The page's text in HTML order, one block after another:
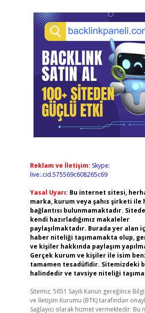
Reklam ve İletişim: Skype:
live:.cid.575569c608265c69
Yasal Uyarı: Bu internet sitesi,
marka, kurum veya şahıs şirketi ile
bağlantısı bulunmamaktadır.
kendi hazırladığımız makaleler
paylaşılmaktadır. Burada yer alan
haber niteliği taşımamakta olup,
ve kişiler hakkında paylaşım
Gerçek kurum ve kişiler ile isim
tamamen tesadüfidir. Sitemizdeki
halindedir ve tavsiye niteliği
Sitemiz, 5651 Sayılı Kanun gereğince
ve İletişim Kurumu (BTK) tarafından
Sağlayıcı olarak hizmet vermektedir. Bu